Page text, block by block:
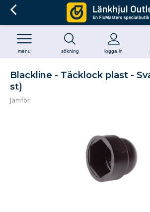
sökning logga in
menu
Blackline - Täcklock plast -
st)
Jämför